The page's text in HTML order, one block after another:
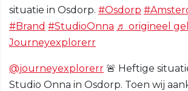
situatie in Osdorp. #Osdorp
#Brand #StudioOnna ♬ origineel
Journeyexplorerr
@journeyexplorerr 🚨 Heftige
Studio Onna in Osdorp. Toen wij